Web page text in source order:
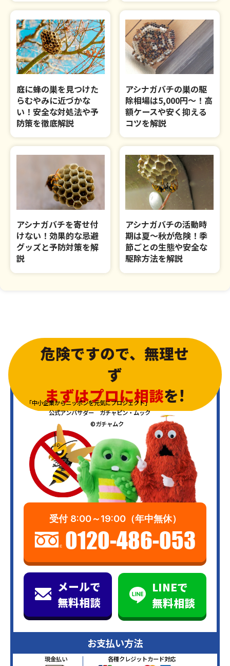
庭に蜂の巣を見つけた
らむやみに近づかな
い！安全な対処法や予
防策を徹底解説
アシナガバチの巣の駆
除相場は5,000円～！高
額ケースや安く抑える
コツを解説
アシナガバチを寄せ付
けない！効果的な忌避
グッズと予防対策を解
説
アシナガバチの活動時
期は夏～秋が危険！季
節ごとの生態や安全な
駆除方法を解説
危険ですので、無理せ
ず
まずはプロに相談を!
「中小企業からニッポンを元気にプロジェクト」
公式アンバサダー ガチャピン・ムック
©ガチャムク
0120-486-053
受付8:00～19:00（年中無休）
メールで
無料相談
LINEで
無料相談
お支払い方法
現金払い 各種クレジットカード対応